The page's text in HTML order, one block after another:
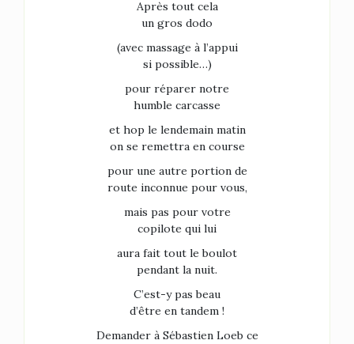
Après tout cela
un gros dodo
(avec massage à l’appui
si possible…)
pour réparer notre
humble carcasse
et hop le lendemain matin
on se remettra en course
pour une autre portion de
route inconnue pour vous,
mais pas pour votre
copilote qui lui
aura fait tout le boulot
pendant la nuit.
C’est-y pas beau
d’être en tandem !
Demander à Sébastien Loeb ce